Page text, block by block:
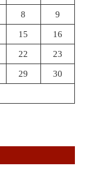
8 9
15 16
22 23
29 30